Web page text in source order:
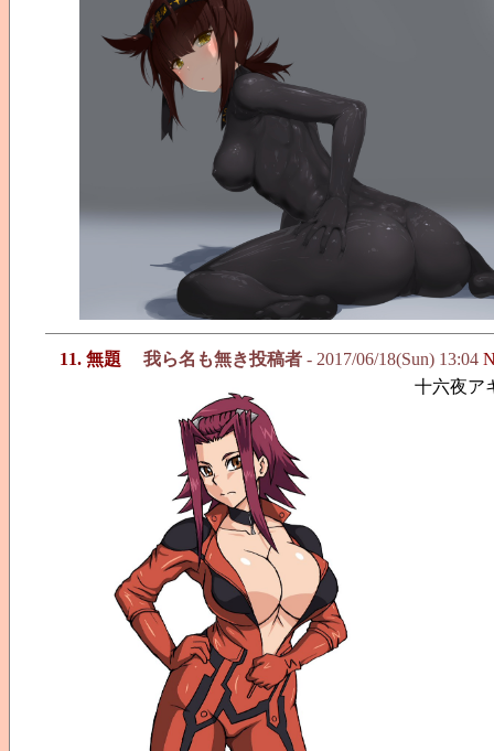
11. 無題 我ら名も無き投稿者 - 2017/06/18(Sun) 13:04
十六夜ア